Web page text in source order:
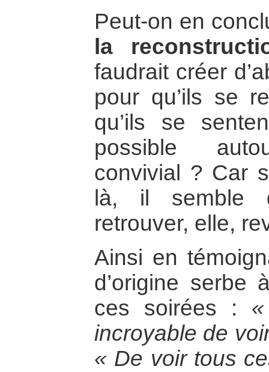
Peut-on en
la
faudrait créer
pour qu’ils se
qu’ils se
possible
convivial ? Car
là, il semble
retrouver, elle,
Ainsi en
d’origine serbe
ces soirées :
incroyable de
« De voir tous